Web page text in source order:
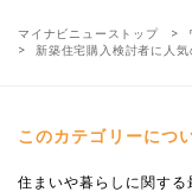
マイナビニューストップ
新築住宅購入検討者に人
このカテゴリーにつ
住まいや暮らしに関す